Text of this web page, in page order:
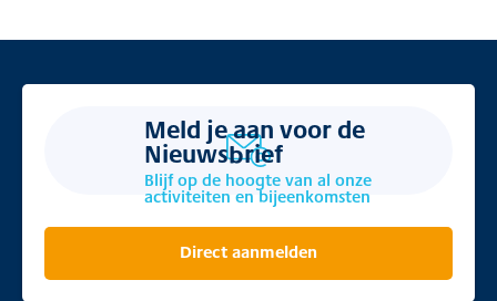
Meld je aan voor de
Nieuwsbrief
Blijf op de hoogte van al onze
activiteiten en bijeenkomsten
Direct aanmelden